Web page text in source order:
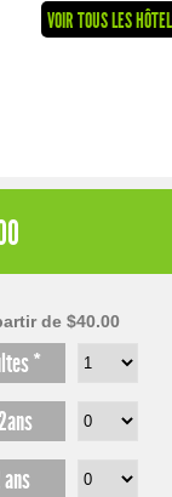
VOIR TOUS LES
de $40.00
*